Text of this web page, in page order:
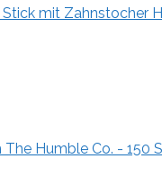
mit Zahnstocher
Humble Co. - 150